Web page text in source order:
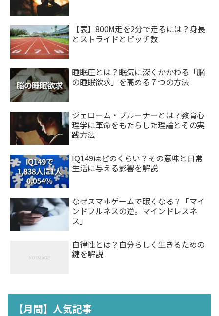
【表】800M走を2分で走るには？身長
とストライドとピッチ数
睡眠圧とは？眠気に深くかかわる「脳
の睡眠欲求」を高める７つの方法
ジェローム・ブルーナーとは？教育心
理学に革命をもたらした理論とその実
践方法
IQ149はどのくらい？その意味と日常
生活に与える影響を解説
なぜスマホゲームで眠くなる？「マイ
ンドフルネスの逆。マインドレスネ
ス」
自律性とは？自分らしく生きるための
鍵を解説
【月間】人気記事